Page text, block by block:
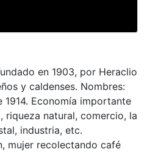
en 1903, por Heraclio
y caldenses. Nombres:
1914. Economía importante
riqueza natural, comercio, la
industria, etc.
mujer recolectando café